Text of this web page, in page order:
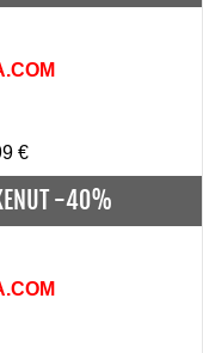
€
-40%